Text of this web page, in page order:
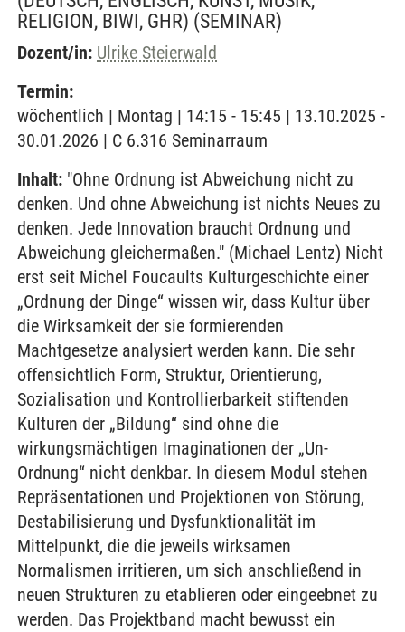
RELIGION, BIWI, GHR) (SEMINAR)
Dozent/in: Ulrike Steierwald
Termin:
wöchentlich | Montag | 14:15 - 15:45 | 13.10.2025 -
30.01.2026 | C 6.316 Seminarraum
Inhalt: "Ohne Ordnung ist Abweichung nicht zu
denken. Und ohne Abweichung ist nichts Neues zu
denken. Jede Innovation braucht Ordnung und
Abweichung gleichermaßen." (Michael Lentz) Nicht
erst seit Michel Foucaults Kulturgeschichte einer
„Ordnung der Dinge“ wissen wir, dass Kultur über
die Wirksamkeit der sie formierenden
Machtgesetze analysiert werden kann. Die sehr
offensichtlich Form, Struktur, Orientierung,
Sozialisation und Kontrollierbarkeit stiftenden
Kulturen der „Bildung“ sind ohne die
wirkungsmächtigen Imaginationen der „Un-
Ordnung“ nicht denkbar. In diesem Modul stehen
Repräsentationen und Projektionen von Störung,
Destabilisierung und Dysfunktionalität im
Mittelpunkt, die die jeweils wirksamen
Normalismen irritieren, um sich anschließend in
neuen Strukturen zu etablieren oder eingeebnet zu
werden. Das Projektband macht bewusst ein